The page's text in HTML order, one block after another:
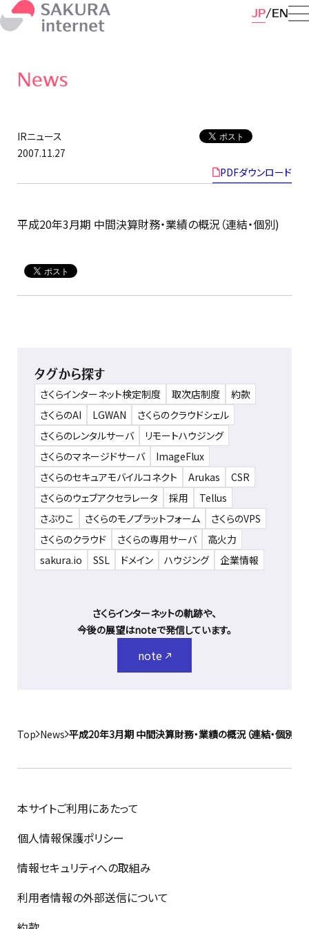
JP EN
News
IRニュース
2007.11.27
PDFダウンロード
平成20年3月期 中間決算財務・業績の概況（連結・個別)
タグから探す
さくらインターネット検定制度 取次店制度
約款
さくらのAI
LGWAN
さくらのクラウドシェル
さくらのレンタルサーバ
リモートハウジング
さくらのマネージドサーバ
ImageFlux
さくらのセキュアモバイルコネクト
Arukas
CSR
さくらのウェブアクセラレータ
採用
Tellus
さぶりこ
さくらのモノプラットフォーム
さくらのVPS
さくらのクラウド
さくらの専用サーバ
高火力
sakura.io
SSL ドメイン ハウジング 企業情報
さくらインターネットの軌跡や、
今後の展望はnoteで発信しています。
note
Top News 平成20年3月期 中間決算財務・業績の概況（連結・個別)
本サイトご利用にあたって
個人情報保護ポリシー
情報セキュリティへの取組み
利用者情報の外部送信について